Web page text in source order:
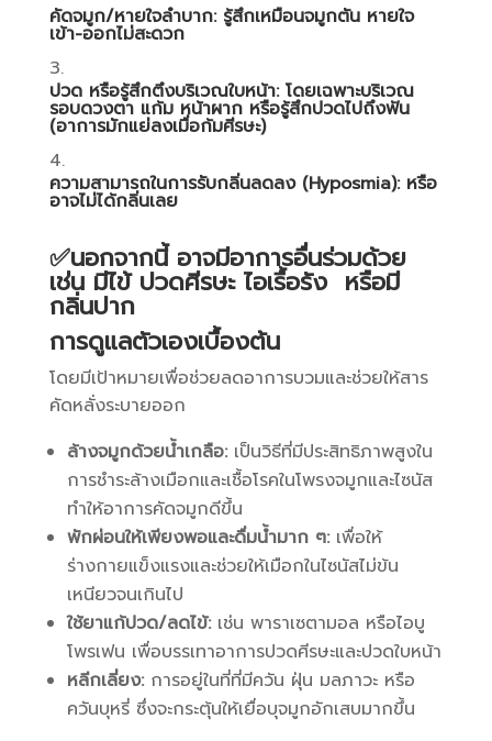
คัดจมูก/หายใจลำบาก: รู้สึกเหมือนจมูกตัน หายใจ
เข้า-ออกไม่สะดวก
ปวด หรือรู้สึกตึงบริเวณใบหน้า: โดยเฉพาะบริเวณ
รอบดวงตา แก้ม หน้าผาก หรือรู้สึกปวดไปถึงฟัน
(อาการมักแย่ลงเมื่อก้มศีรษะ)
ความสามารถในการรับกลิ่นลดลง (Hyposmia): หรือ
อาจไม่ได้กลิ่นเลย
✅นอกจากนี้ อาจมีอาการอื่นร่วมด้วย
เช่น มีไข้ ปวดศีรษะ ไอเรื้อรัง หรือมี
กลิ่นปาก
การดูแลตัวเองเบื้องต้น
โดยมีเป้าหมายเพื่อช่วยลดอาการบวมและช่วยให้สาร
คัดหลั่งระบายออก
ล้างจมูกด้วยน้ำเกลือ:เป็นวิธีที่มีประสิทธิภาพสูงใน
การชำระล้างเมือกและเชื้อโรคในโพรงจมูกและไซนัส
ทำให้อาการคัดจมูกดีขึ้น
พักผ่อนให้เพียงพอและดื่มน้ำมาก ๆ:เพื่อให้
ร่างกายแข็งแรงและช่วยให้เมือกในไซนัสไม่ข้น
เหนียวจนเกินไป
ใช้ยาแก้ปวด/ลดไข้:เช่น พาราเซตามอล หรือไอบู
โพรเฟน เพื่อบรรเทาอาการปวดศีรษะและปวดใบหน้า
หลีกเลี่ยง:การอยู่ในที่ที่มีควัน ฝุ่น มลภาวะ หรือ
ควันบุหรี่ ซึ่งจะกระตุ้นให้เยื่อบุจมูกอักเสบมากขึ้น